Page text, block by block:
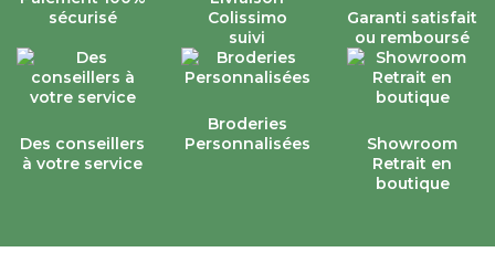
sécurisé
Colissimo
suivi
Garanti satisfait
ou remboursé
Des conseillers
à votre service
Broderies
Personnalisées
Showroom
Retrait en
boutique